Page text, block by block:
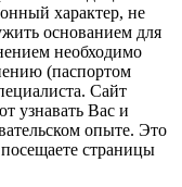
характер, не
основанием для
необходимо
(паспортом
Сайт
узнавать Вас и
опыте. Это
страницы